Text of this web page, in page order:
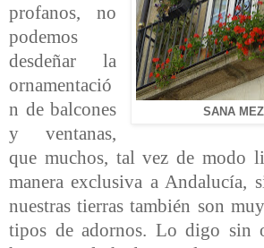
SANA
profanos, no
podemos
desdeñar la
ornamentació
n de balcones
y ventanas,
que muchos, tal vez de modo
manera exclusiva a Andalucía,
nuestras tierras también son
tipos de adornos. Lo digo sin